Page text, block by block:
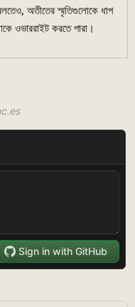
অতীতের স্মৃতিগুলোকে ধাপ
ওভাররাইট করতে পারা।